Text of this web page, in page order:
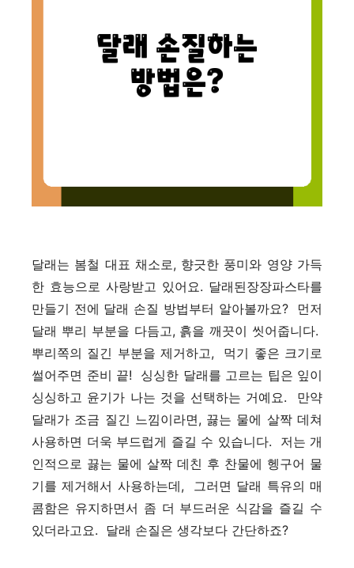
달래는 봄철 대표 채소로, 향긋한 풍미와 영양 가득
한 효능으로 사랑받고 있어요. 달래된장장파스타를
만들기 전에 달래 손질 방법부터 알아볼까요? 먼저
달래 뿌리 부분을 다듬고, 흙을 깨끗이 씻어줍니다.
뿌리쪽의 질긴 부분을 제거하고, 먹기 좋은 크기로
썰어주면 준비 끝! 싱싱한 달래를 고르는 팁은 잎이
싱싱하고 윤기가 나는 것을 선택하는 거예요. 만약
달래가 조금 질긴 느낌이라면, 끓는 물에 살짝 데쳐
사용하면 더욱 부드럽게 즐길 수 있습니다. 저는 개
인적으로 끓는 물에 살짝 데친 후 찬물에 헹구어 물
기를 제거해서 사용하는데, 그러면 달래 특유의 매
콤함은 유지하면서 좀 더 부드러운 식감을 즐길 수
있더라고요. 달래 손질은 생각보다 간단하죠?